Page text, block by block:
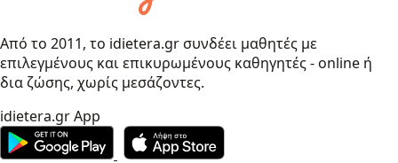
Από το 2011, το idietera.gr συνδέει μαθητές με
επιλεγμένους και επικυρωμένους καθηγητές - online ή
δια ζώσης, χωρίς μεσάζοντες.
idietera.gr App